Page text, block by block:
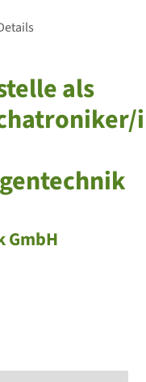
als
GmbH